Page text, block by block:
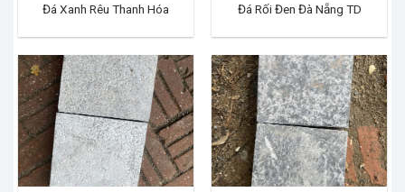
Đá Xanh Rêu Thanh Hóa Đá Rối Đen Đà Nẵng TD